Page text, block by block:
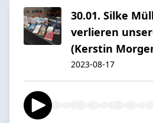
30.01. Silke
verlieren
(Kerstin
2023-08-17